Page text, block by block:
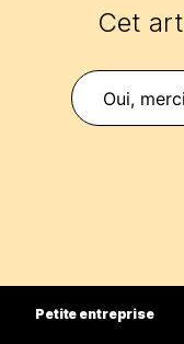
Cet
Oui,
Petite entreprise